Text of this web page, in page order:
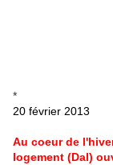
*
20 février 2013
Au coeur de
logement (Dal)